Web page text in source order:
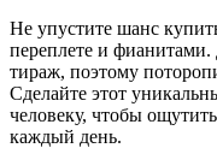
Не упустите шанс
переплете и
тираж, поэтому
Сделайте этот
человеку, чтобы
каждый день.